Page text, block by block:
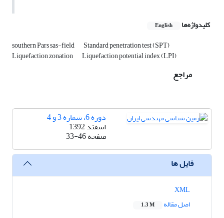
کلیدواژه‌ها English
southern Pars sas-field Standard penetration test (SPT)
Liquefaction zonation Liquefaction potential index (LPI)
مراجع
دوره 6، شماره 3 و 4
اسفند 1392
صفحه33-46
فایل ها
اصل مقاله
1.3 M